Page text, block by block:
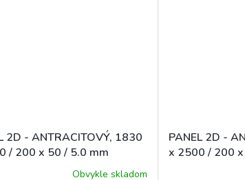
2D - ANTRACITOVÝ, 1830
/ 200 x 50 / 5.0 mm
Obvykle skladom
PANEL 2D -
x 2500 / 200